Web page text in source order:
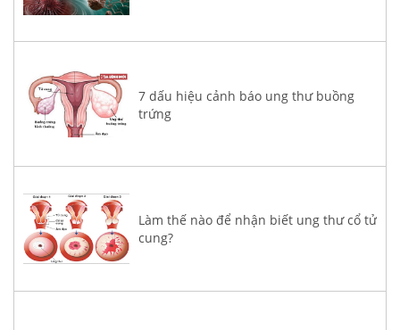
7 dấu hiệu cảnh báo ung thư buồng
trứng
Làm thế nào để nhận biết ung thư cổ tử
cung?